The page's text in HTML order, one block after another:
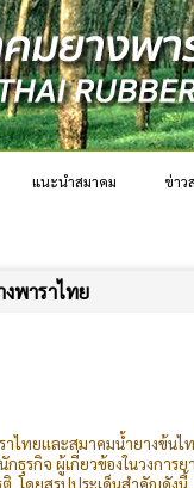
แนะนำสมาคม ข่าว
พาราไทย
าไทยและสมาคมน้ำยางข้นไ
กธุรกิจ ผู้เกี่ยวข้องในวงกา
โดยสรุปประเด็นสำคัญดังนี้